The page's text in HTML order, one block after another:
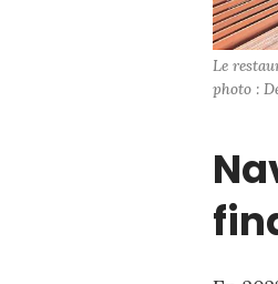
Le
photo :